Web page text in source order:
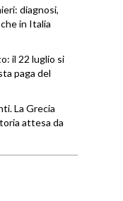
diagnosi,
in Italia
il 22 luglio si
paga del
La Grecia
attesa da